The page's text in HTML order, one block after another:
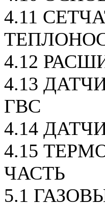
4.11
4.12
4.13
ГВС
4.14
4.15
ЧАСТЬ
5.1